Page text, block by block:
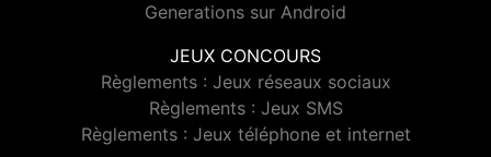
Generations sur Android
JEUX CONCOURS
Règlements : Jeux réseaux sociaux
Règlements : Jeux SMS
Règlements : Jeux téléphone et internet